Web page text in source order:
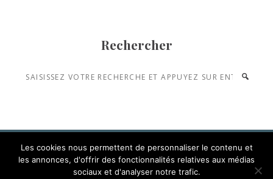
Rechercher
appuyez
sur
COPYRIGHT © 2026 · DECOCRUSH ·
Les cookies nous permettent de personnaliser le contenu et
les annonces, d'offrir des fonctionnalités relatives aux médias
sociaux et d'analyser notre trafic.